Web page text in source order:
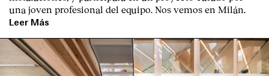
una joven profesional del equipo. Nos vemos en Milán.
Leer Más